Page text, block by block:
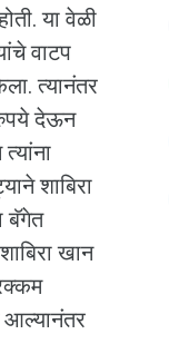
या वेळी
वाटप
त्यानंतर
देऊन
शाबिरा
बॅगेत
खान
आल्यानंतर